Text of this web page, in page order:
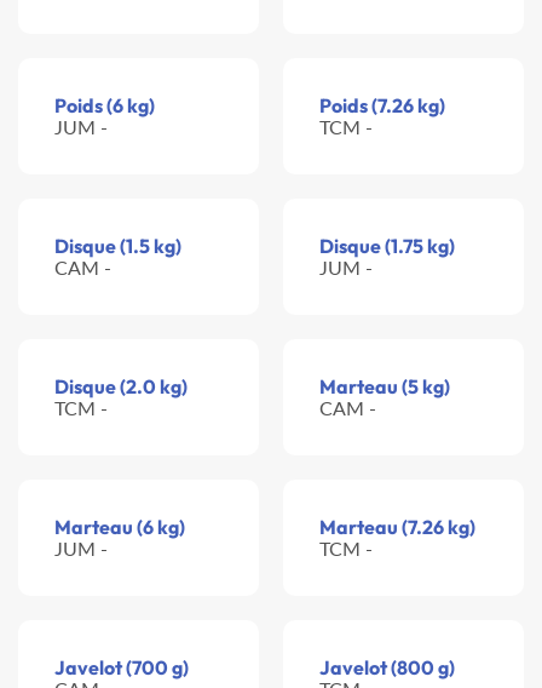
Poids (6 kg)
JUM -
Poids (7.26 kg)
TCM -
Disque (1.5 kg)
CAM -
Disque (1.75 kg)
JUM -
Disque (2.0 kg)
TCM -
Marteau (5 kg)
CAM -
Marteau (6 kg)
JUM -
Marteau (7.26 kg)
TCM -
Javelot (700 g) Javelot (800 g)